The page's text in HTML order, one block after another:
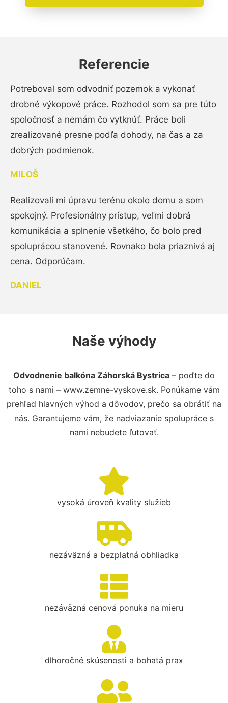
Referencie
Potreboval som odvodniť pozemok a vykonať
drobné výkopové práce. Rozhodol som sa pre túto
spoločnosť a nemám čo vytknúť. Práce boli
zrealizované presne podľa dohody, na čas a za
dobrých podmienok.
MILOŠ
Realizovali mi úpravu terénu okolo domu a som
spokojný. Profesionálny prístup, veľmi dobrá
komunikácia a splnenie všetkého, čo bolo pred
spoluprácou stanovené. Rovnako bola priaznivá aj
cena. Odporúčam.
DANIEL
Naše výhody
Odvodnenie balkóna Záhorská Bystrica – poďte do
toho s nami – www.zemne-vyskove.sk. Ponúkame vám
prehľad hlavných výhod a dôvodov, prečo sa obrátiť na
nás. Garantujeme vám, že nadviazanie spolupráce s
nami nebudete ľutovať.
vysoká úroveň kvality služieb
nezáväzná a bezplatná obhliadka
nezáväzná cenová ponuka na mieru
dlhoročné skúsenosti a bohatá prax